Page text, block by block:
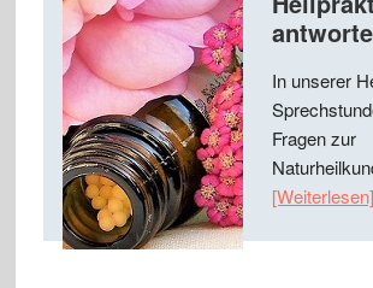
In unserer
Fragen zur
[Weiterlesen]